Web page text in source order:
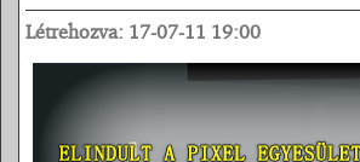
Létrehozva: 17-07-11 19:00